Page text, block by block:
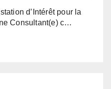
d’Intérêt pour la
Consultant(e) c…